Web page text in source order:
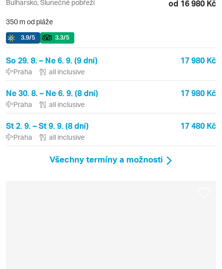
Bulharsko, Slunečné pobřeží od 16 980 Kč
350 m od pláže
3.9/5 3.3/5
So 29. 8. – Ne 6. 9. (9 dní) 17 980 Kč
Praha all inclusive
Ne 30. 8. – Ne 6. 9. (8 dní) 17 980 Kč
Praha all inclusive
St 2. 9. – St 9. 9. (8 dní) 17 480 Kč
Praha all inclusive
Všechny termíny a možnosti